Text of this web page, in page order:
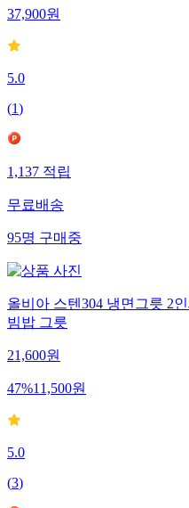
37,900원
5.0
(1)
1,137 적립
무료배송
95명 구매중
올비아 스텐304 냉면그릇 2
빔밥 그릇
21,600원
47%11,500원
5.0
(3)